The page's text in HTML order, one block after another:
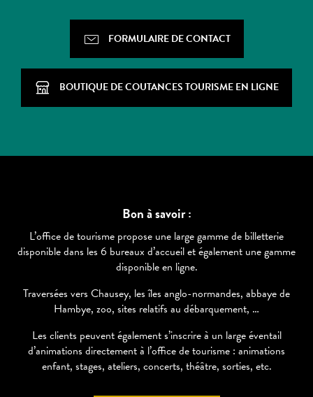
FORMULAIRE DE CONTACT
BOUTIQUE DE COUTANCES TOURISME EN LIGNE
Bon à savoir :
L’office de tourisme propose une large gamme de billetterie
disponible dans les 6 bureaux d’accueil et également une gamme
disponible en ligne.
Traversées vers Chausey, les îles anglo-normandes, abbaye de
Hambye, zoo, sites relatifs au débarquement, …
Les clients peuvent également s’inscrire à un large éventail
d’animations directement à l’office de tourisme : animations
enfant, stages, ateliers, concerts, théâtre, sorties, etc.